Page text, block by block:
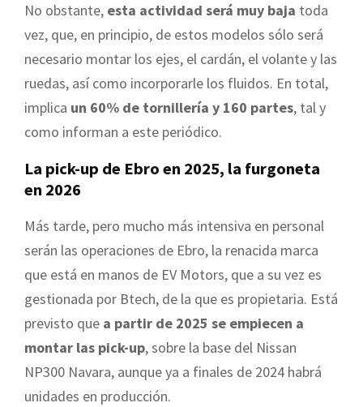
No obstante, esta actividad será muy baja toda
vez, que, en principio, de estos modelos sólo será
necesario montar los ejes, el cardán, el volante y las
ruedas, así como incorporarle los fluidos. En total,
implica un 60% de tornillería y 160 partes, tal y
como informan a este periódico.
La pick-up de Ebro en 2025, la furgoneta
en 2026
Más tarde, pero mucho más intensiva en personal
serán las operaciones de Ebro, la renacida marca
que está en manos de EV Motors, que a su vez es
gestionada por Btech, de la que es propietaria. Está
previsto que a partir de 2025 se empiecen a
montar las pick-up, sobre la base del Nissan
NP300 Navara, aunque ya a finales de 2024 habrá
unidades en producción.